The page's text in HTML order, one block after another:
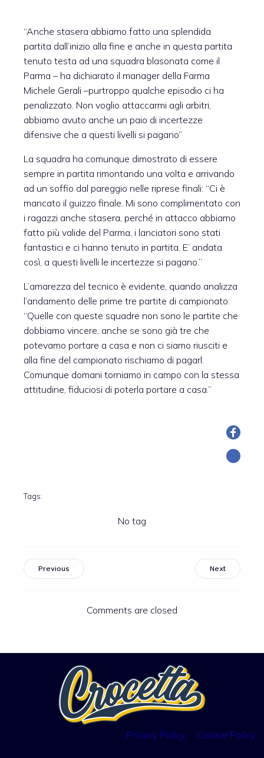
“Anche stasera abbiamo fatto una splendida
partita dall’inizio alla fine e anche in questa partita
tenuto testa ad una squadra blasonata come il
Parma – ha dichiarato il manager della Farma
Michele Gerali –purtroppo qualche episodio ci ha
penalizzato. Non voglio attaccarmi agli arbitri,
abbiamo avuto anche un paio di incertezze
difensive che a questi livelli si pagano”
La squadra ha comunque dimostrato di essere
sempre in partita rimontando una volta e arrivando
ad un soffio dal pareggio nelle riprese finali: “Ci è
mancato il guizzo finale. Mi sono complimentato con
i ragazzi anche stasera, perché in attacco abbiamo
fatto più valide del Parma, i lanciatori sono stati
fantastici e ci hanno tenuto in partita. E’ andata
così, a questi livelli le incertezze si pagano.”
L’amarezza del tecnico è evidente, quando analizza
l’andamento delle prime tre partite di campionato:
“Quelle con queste squadre non sono le partite che
dobbiamo vincere, anche se sono già tre che
potevamo portare a casa e non ci siamo riusciti e
alla fine del campionato rischiamo di pagarl.
Comunque domani torniamo in campo con la stessa
attitudine, fiduciosi di poterla portare a casa.”
Tags:
No tag
Previous Next
Comments are closed
Privacy Policy Cookie Policy